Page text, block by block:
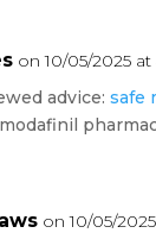
on 10/05/2025
advice: safe
on 10/05/